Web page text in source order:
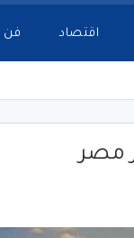
اقتصاد فن
مصر